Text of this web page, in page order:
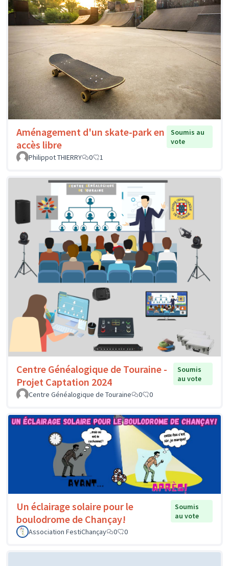
Aménagement d'un skate-park en
accès libre
Soumis au
vote
Philippot THIERRY
0 1
Centre Généalogique de Touraine -
Projet Captation 2024
Soumis
au vote
Centre Généalogique de Touraine
0 0
Un éclairage solaire pour le
boulodrome de Chançay!
Soumis
au vote
Association FestiChançay
0 0